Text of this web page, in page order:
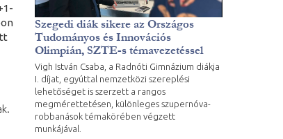
Szegedi diák sikere az Országos
Tudományos és Innovációs
Olimpián, SZTE-s témavezetéssel
Vigh István Csaba, a Radnóti Gimnázium diákja
I. díjat, egyúttal nemzetközi szereplési
lehetőséget is szerzett a rangos
megmérettetésen, különleges szupernóva-
robbanások témakörében végzett
munkájával.